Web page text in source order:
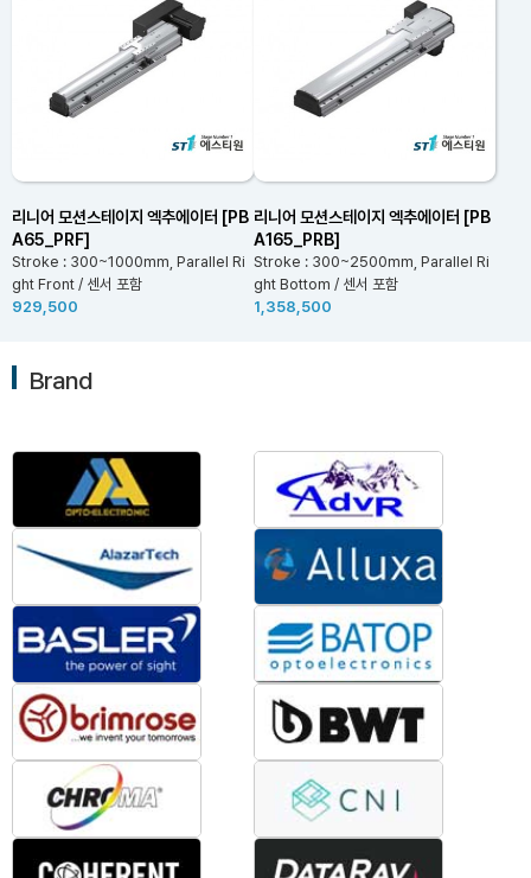
리니어 모션스테이지 엑추에이터 [PB
A65_PRF]
Stroke : 300~1000mm, Parallel Ri
ght Front / 센서 포함
929,500
리니어 모션스테이지 엑추에이터 [PB
A165_PRB]
Stroke : 300~2500mm, Parallel Ri
ght Bottom / 센서 포함
1,358,500
Brand